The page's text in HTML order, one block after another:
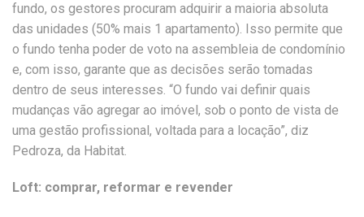
fundo, os gestores procuram adquirir a maioria absoluta
das unidades (50% mais 1 apartamento). Isso permite que
o fundo tenha poder de voto na assembleia de condomínio
e, com isso, garante que as decisões serão tomadas
dentro de seus interesses. “O fundo vai definir quais
mudanças vão agregar ao imóvel, sob o ponto de vista de
uma gestão profissional, voltada para a locação”, diz
Pedroza, da Habitat.
Loft: comprar, reformar e revender